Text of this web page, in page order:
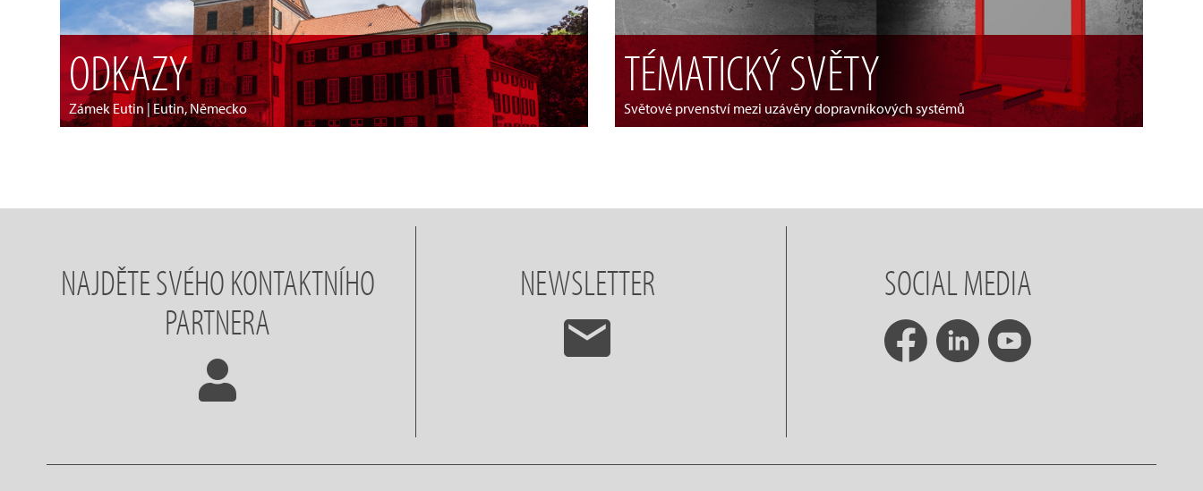
ODKAZY
Zámek Eutin | Eutin, Německo
TÉMATICKÝ SVĚTY
Světové prvenství mezi uzávěry dopravníkových systémů
NAJDĚTE SVÉHO KONTAKTNÍHO
PARTNERA
NEWSLETTER SOCIAL MEDIA